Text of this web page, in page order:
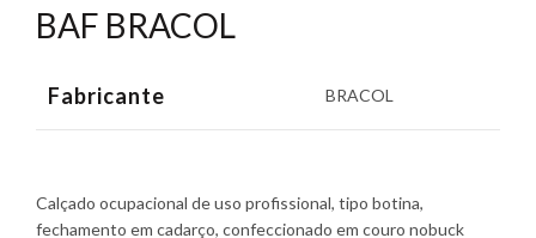
BAF BRACOL
Fabricante BRACOL
Calçado ocupacional de uso profissional, tipo botina,
fechamento em cadarço, confeccionado em couro nobuck